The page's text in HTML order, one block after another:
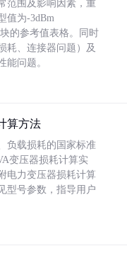
范围及影响因素，重
值为-3dBm
的参考值表格。同时
耗、连接器问题）及
能问题。
算方法
负载损耗的国家标准
变压器损耗计算实
电力变压器损耗计算
型号参数，指导用户